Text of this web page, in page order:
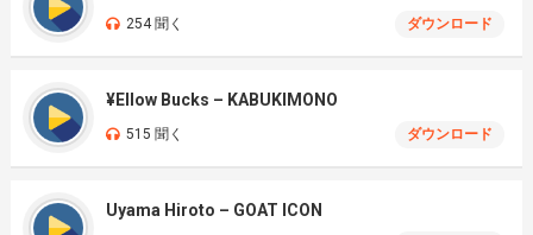
254 聞く ダウンロード
¥Ellow Bucks – KABUKIMONO
515 聞く ダウンロード
Uyama Hiroto – GOAT ICON